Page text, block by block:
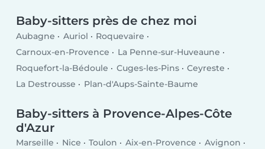
Baby-sitters près de chez moi
Aubagne Auriol
Roquevaire
Carnoux-en-Provence
La Penne-sur-Huveaune
Roquefort-la-Bédoule
Cuges-les-Pins
Ceyreste
La Destrousse
Plan-d'Aups-Sainte-Baume
Baby-sitters à Provence-Alpes-Côte
d'Azur
Marseille Nice Toulon Aix-en-Provence
Avignon